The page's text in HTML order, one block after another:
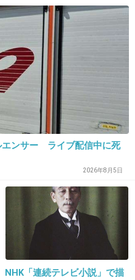
+158 -5
けど(≧Д≦)
-13
エンサー ライブ配信中に死
2026年8月5日
NHK「連続テレビ小説」で描